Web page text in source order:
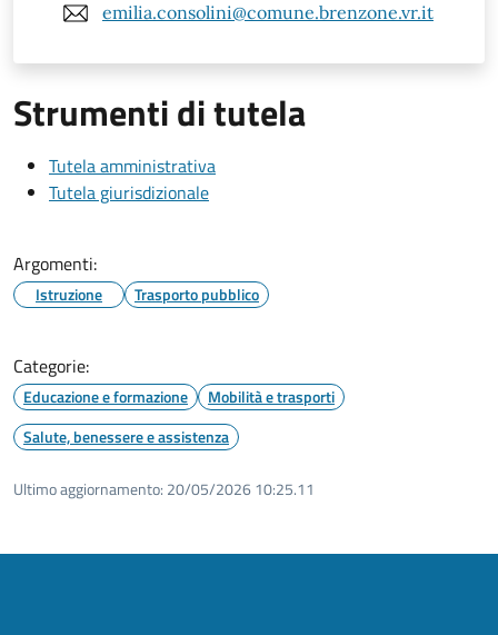
emilia.consolini@comune.brenzone.vr.it
Strumenti di tutela
Tutela amministrativa
Tutela giurisdizionale
Argomenti:
Istruzione Trasporto pubblico
Categorie:
Educazione e formazione
Mobilità e trasporti
Salute, benessere e assistenza
Ultimo aggiornamento: 20/05/2026 10:25.11